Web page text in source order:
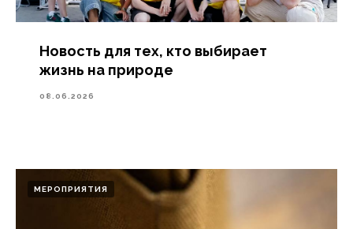
Новость для тех, кто выбирает
жизнь на природе
08.06.2026
МЕРОПРИЯТИЯ